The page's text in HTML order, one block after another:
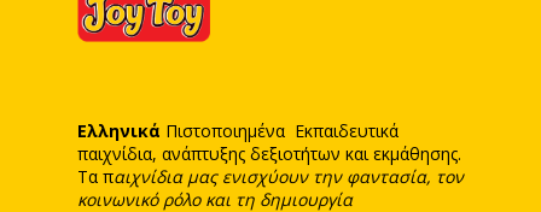
Ελληνικά Πιστοποιημένα Εκπαιδευτικά
παιχνίδια, ανάπτυξης δεξιοτήτων και εκμάθησης.
Τα παιχνίδια μας ενισχύουν την φαντασία, τον
κοινωνικό ρόλο και τη δημιουργία